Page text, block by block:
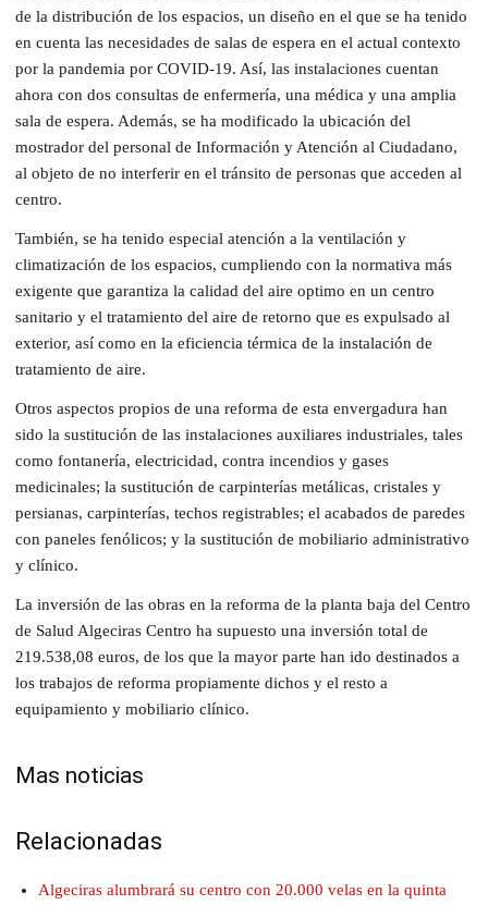
de la distribución de los espacios, un diseño en el que se ha tenido
en cuenta las necesidades de salas de espera en el actual contexto
por la pandemia por COVID-19. Así, las instalaciones cuentan
ahora con dos consultas de enfermería, una médica y una amplia
sala de espera. Además, se ha modificado la ubicación del
mostrador del personal de Información y Atención al Ciudadano,
al objeto de no interferir en el tránsito de personas que acceden al
centro.
También, se ha tenido especial atención a la ventilación y
climatización de los espacios, cumpliendo con la normativa más
exigente que garantiza la calidad del aire optimo en un centro
sanitario y el tratamiento del aire de retorno que es expulsado al
exterior, así como en la eficiencia térmica de la instalación de
tratamiento de aire.
Otros aspectos propios de una reforma de esta envergadura han
sido la sustitución de las instalaciones auxiliares industriales, tales
como fontanería, electricidad, contra incendios y gases
medicinales; la sustitución de carpinterías metálicas, cristales y
persianas, carpinterías, techos registrables; el acabados de paredes
con paneles fenólicos; y la sustitución de mobiliario administrativo
y clínico.
La inversión de las obras en la reforma de la planta baja del Centro
de Salud Algeciras Centro ha supuesto una inversión total de
219.538,08 euros, de los que la mayor parte han ido destinados a
los trabajos de reforma propiamente dichos y el resto a
equipamiento y mobiliario clínico.
Mas noticias
Relacionadas
Algeciras alumbrará su centro con 20.000 velas en la quinta